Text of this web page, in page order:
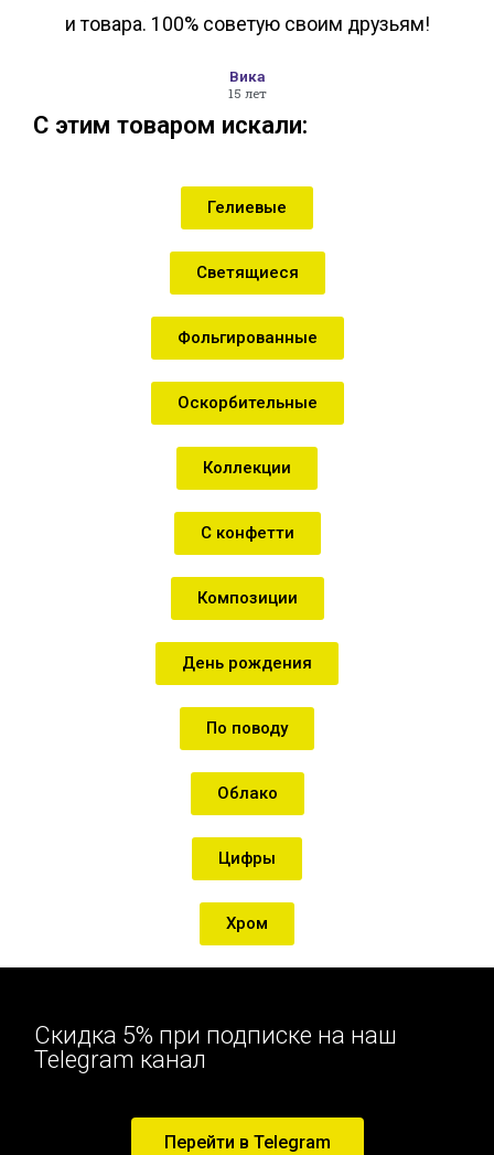
и товара. 100% советую своим друзьям!
Вика
15 лет
С этим товаром искали:
Гелиевые
Светящиеся
Фольгированные
Оскорбительные
Коллекции
С конфетти
Композиции
День рождения
По поводу
Облако
Цифры
Хром
Скидка 5% при подписке на наш
Telegram канал
Перейти в Telegram